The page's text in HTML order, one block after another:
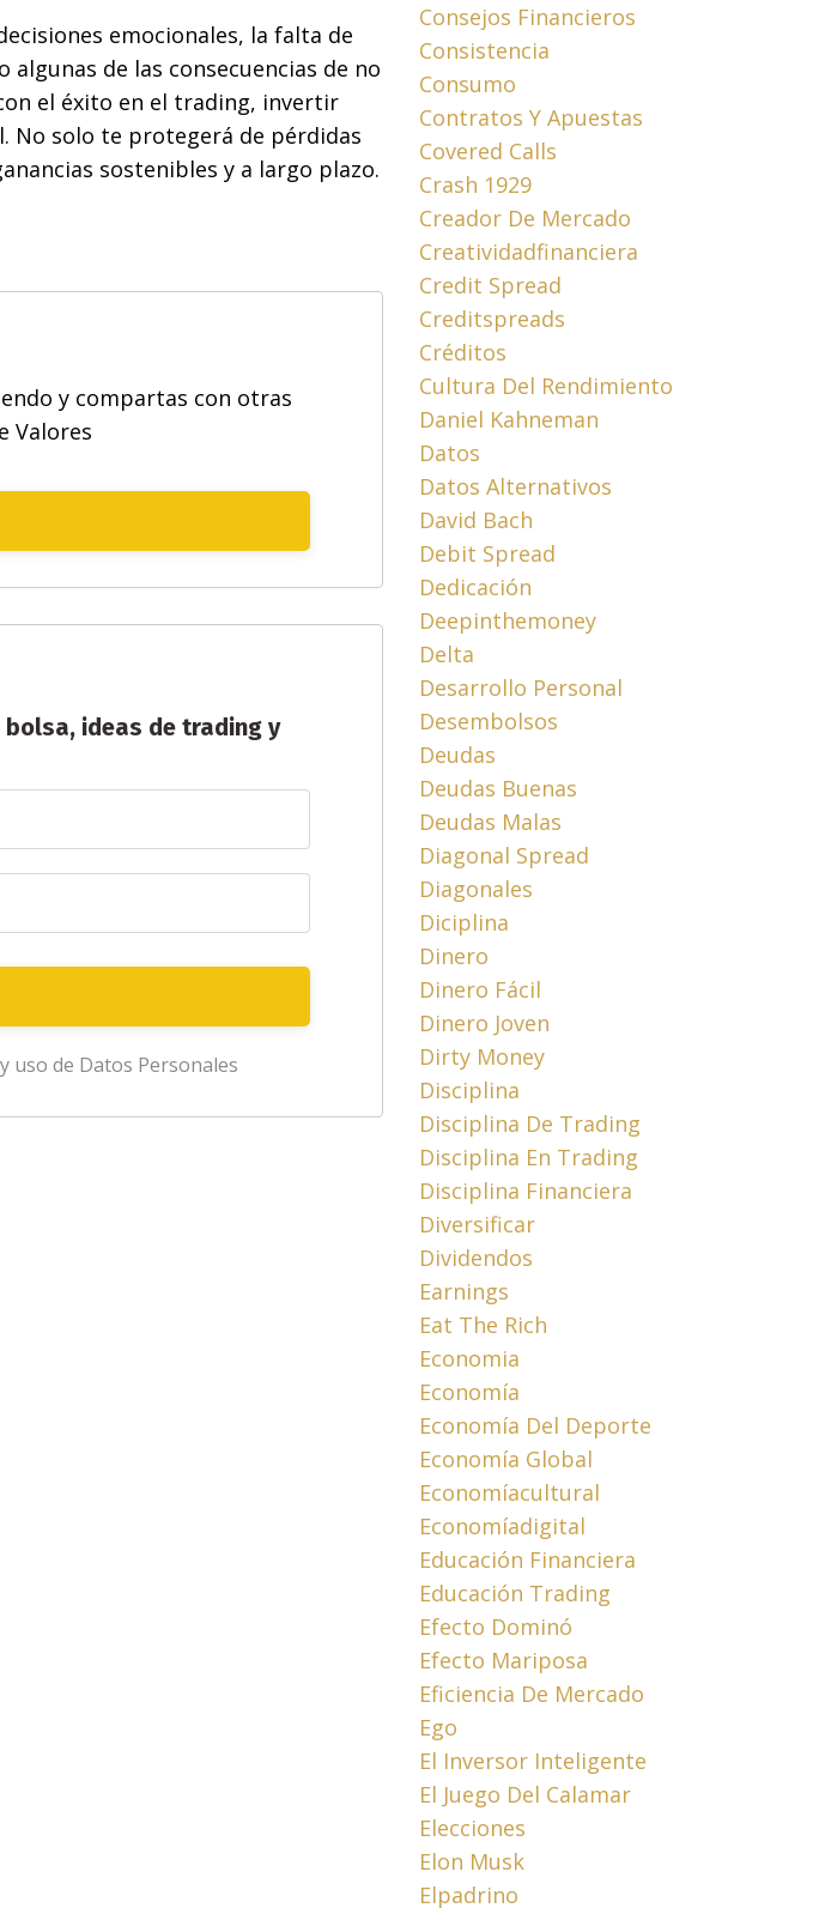
emocionales, la falta de
de las consecuencias de no
el éxito en el trading, invertir
No solo te protegerá de pérdidas
sostenibles y a largo plazo.
y compartas con otras
Valores
ideas de trading y
uso de Datos Personales
Consejos Financieros
Consistencia
Consumo
Contratos Y Apuestas
Covered Calls
Crash 1929
Creador De Mercado
Creatividadfinanciera
Credit Spread
Creditspreads
Créditos
Cultura Del Rendimiento
Daniel Kahneman
Datos
Datos Alternativos
David Bach
Debit Spread
Dedicación
Deepinthemoney
Delta
Desarrollo Personal
Desembolsos
Deudas
Deudas Buenas
Deudas Malas
Diagonal Spread
Diagonales
Diciplina
Dinero
Dinero Fácil
Dinero Joven
Dirty Money
Disciplina
Disciplina De Trading
Disciplina En Trading
Disciplina Financiera
Diversificar
Dividendos
Earnings
Eat The Rich
Economia
Economía
Economía Del Deporte
Economía Global
Economíacultural
Economíadigital
Educación Financiera
Educación Trading
Efecto Dominó
Efecto Mariposa
Eficiencia De Mercado
Ego
El Inversor Inteligente
El Juego Del Calamar
Elecciones
Elon Musk
Elpadrino